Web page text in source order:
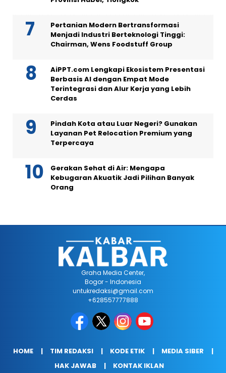
Pertanian Modern Bertransformasi
Menjadi Industri Berteknologi Tinggi:
Chairman, Wens Foodstuff Group
AiPPT.com Lengkapi Ekosistem Presentasi
Berbasis AI dengan Empat Mode
Terintegrasi dan Alur Kerja yang Lebih
Cerdas
Pindah Kota atau Luar Negeri? Gunakan
Layanan Pet Relocation Premium yang
Terpercaya
Gerakan Sehat di Air: Mengapa
Kebugaran Akuatik Jadi Pilihan Banyak
Orang
Graha Media Center,
Bogor - Indonesia
untukredaksi@gmail.com
+628557777888
HOME TIM REDAKSI KODE ETIK
MEDIA SIBER
HAK JAWAB
KONTAK IKLAN